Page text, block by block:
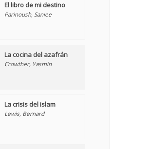
El libro de mi destino
Parinoush, Saniee
La cocina del azafrán
Crowther, Yasmin
La crisis del islam
Lewis, Bernard